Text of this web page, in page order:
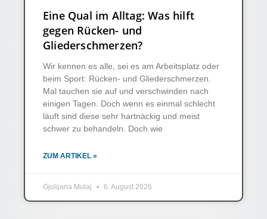
Eine Qual im Alltag: Was hilft
gegen Rücken- und
Gliederschmerzen?
Wir kennen es alle, sei es am Arbeitsplatz oder
beim Sport: Rücken- und Gliederschmerzen.
Mal tauchen sie auf und verschwinden nach
einigen Tagen. Doch wenn es einmal schlecht
läuft sind diese sehr hartnäckig und meist
schwer zu behandeln. Doch wie
ZUM ARTIKEL »
Gjulijana Mulaj 6. August 2026